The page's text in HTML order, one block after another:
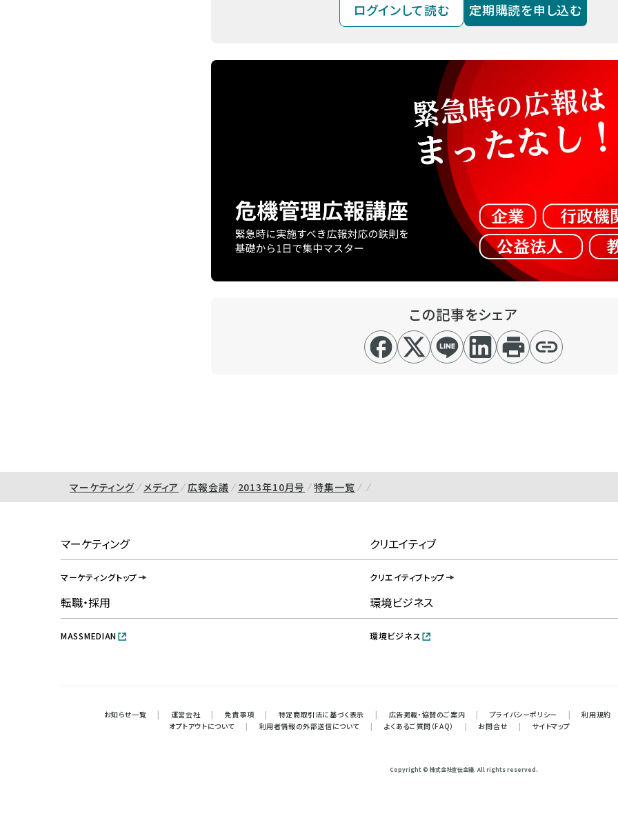
ログインして読む 定期購読を申し込む
この記事をシェア
マーケティング メディア 広報会議 2013年10月号 特集一覧
マーケティング
マーケティングトップ
クリエイティブ
クリエイティブトップ
転職・採用
MASSMEDIAN
環境ビジネス
環境ビジネス
お知らせ一覧 | 運営会社 | 免責事項 | 特定商取引法に基づく表示 | 広告掲載・協賛のご案内 | プライバシーポリシー |
利用規約
オプトアウトについて
| 利用者情報の外部送信について | よくあるご質問（FAQ） | お問合せ | サイトマップ
Copyright © 株式会社宣伝会議. All rights reserved.